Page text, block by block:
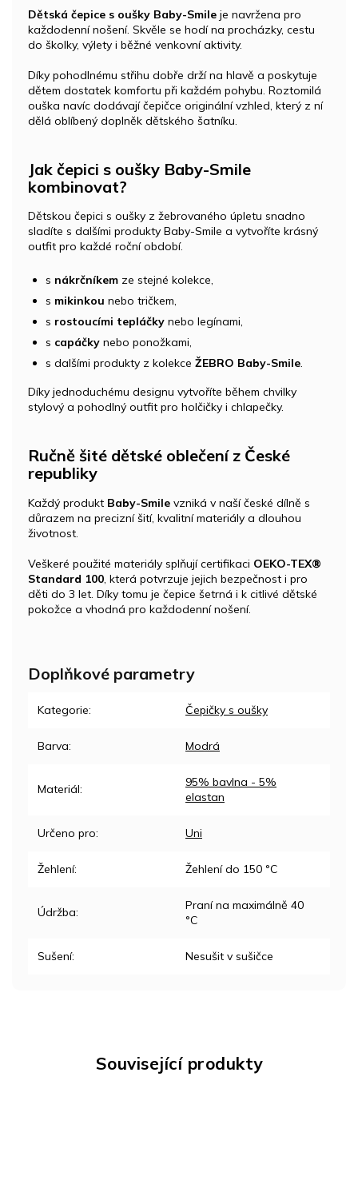
Související produkty
Dětská čepice s oušky Baby-Smile je navržena pro
každodenní nošení. Skvěle se hodí na procházky, cestu
do školky, výlety i běžné venkovní aktivity.
Díky pohodlnému střihu dobře drží na hlavě a poskytuje
dětem dostatek komfortu při každém pohybu. Roztomilá
ouška navíc dodávají čepičce originální vzhled, který z ní
dělá oblíbený doplněk dětského šatníku.
Jak čepici s oušky Baby-Smile
kombinovat?
Dětskou čepici s oušky z žebrovaného úpletu snadno
sladíte s dalšími produkty Baby-Smile a vytvoříte krásný
outfit pro každé roční období.
s nákrčníkem ze stejné kolekce,
s mikinkou nebo tričkem,
s rostoucími tepláčky nebo legínami,
s capáčky nebo ponožkami,
s dalšími produkty z kolekce ŽEBRO Baby-Smile.
Díky jednoduchému designu vytvoříte během chvilky
stylový a pohodlný outfit pro holčičky i chlapečky.
Ručně šité dětské oblečení z České
republiky
Každý produkt Baby-Smile vzniká v naší české dílně s
důrazem na precizní šití, kvalitní materiály a dlouhou
životnost.
Veškeré použité materiály splňují certifikaci OEKO-TEX®
Standard 100, která potvrzuje jejich bezpečnost i pro
děti do 3 let. Díky tomu je čepice šetrná i k citlivé dětské
pokožce a vhodná pro každodenní nošení.
Doplňkové parametry
Kategorie: Čepičky s oušky
Barva: Modrá
Materiál:
95% bavlna - 5%
elastan
Určeno pro: Uni
Žehlení: Žehlení do 150 °C
Údržba:
Praní na maximálně 40
°C
Sušení: Nesušit v sušičce